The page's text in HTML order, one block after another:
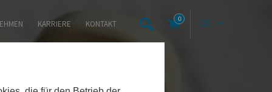
KARRIERE KONTAKT
0 DE